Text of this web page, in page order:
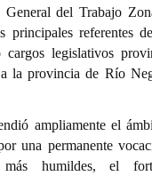
Públicas
General del Trabajo
principales referentes
legislativos
a la provincia de Río
ampliamente el
una permanente
más humildes, el